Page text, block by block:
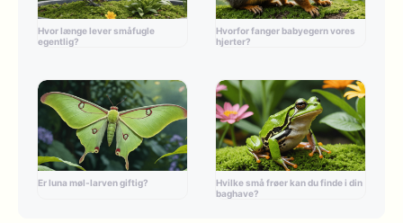
Hvor længe lever småfugle
egentlig?
Hvorfor fanger babyegern vores
hjerter?
Er luna møl-larven giftig?
Hvilke små frøer kan du finde i din
baghave?